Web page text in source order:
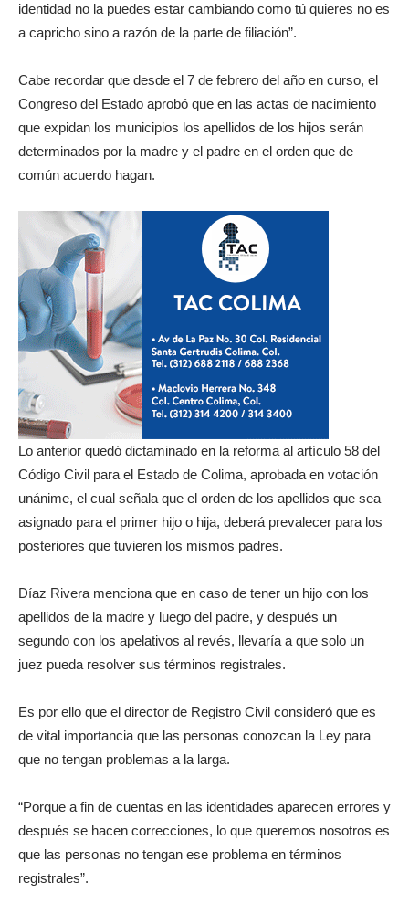
identidad no la puedes estar cambiando como tú quieres no es
a capricho sino a razón de la parte de filiación”.
Cabe recordar que desde el 7 de febrero del año en curso, el
Congreso del Estado aprobó que en las actas de nacimiento
que expidan los municipios los apellidos de los hijos serán
determinados por la madre y el padre en el orden que de
común acuerdo hagan.
Lo anterior quedó dictaminado en la reforma al artículo 58 del
Código Civil para el Estado de Colima, aprobada en votación
unánime, el cual señala que el orden de los apellidos que sea
asignado para el primer hijo o hija, deberá prevalecer para los
posteriores que tuvieren los mismos padres.
Díaz Rivera menciona que en caso de tener un hijo con los
apellidos de la madre y luego del padre, y después un
segundo con los apelativos al revés, llevaría a que solo un
juez pueda resolver sus términos registrales.
Es por ello que el director de Registro Civil consideró que es
de vital importancia que las personas conozcan la Ley para
que no tengan problemas a la larga.
“Porque a fin de cuentas en las identidades aparecen errores y
después se hacen correcciones, lo que queremos nosotros es
que las personas no tengan ese problema en términos
registrales”.